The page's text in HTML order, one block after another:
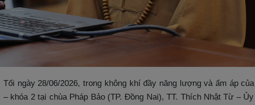
Tối ngày 28/06/2026, trong không khí đầy năng lượng và ấm áp
– khóa 2 tại chùa Pháp Bảo (TP. Đồng Nai), TT. Thích Nhật Từ –